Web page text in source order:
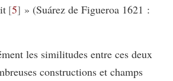
5 » (Suárez de Figueroa 1621 :
les similitudes entre ces deux
constructions et champs